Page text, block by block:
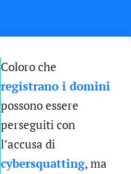
Coloro che
registrano i domini
possono essere
perseguiti con
l’accusa di
cybersquatting, ma